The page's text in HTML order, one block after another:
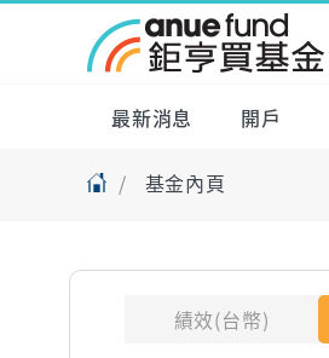
最新消息 開戶
基金內頁
績效(台幣)